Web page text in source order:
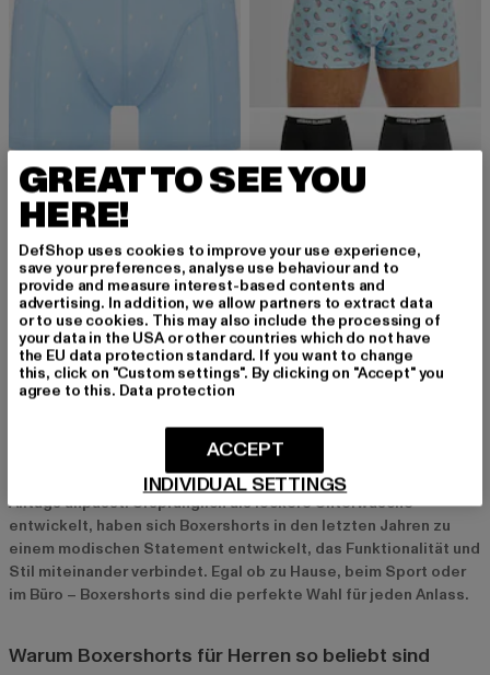
POCKIES
Lightning Briefs
20,00 EUR
Derzeitiger Preis: 20,00 EUR
22,99 EURAktionspreis: 22,99 EUR
URBAN CLASSICS
Boxershorts für Herren: Der perfekte Mix aus
Komfort und Stil
Boxershorts sind ein unverzichtbares Basic in der Herrenmode.
Sie bieten nicht nur höchsten Tragekomfort, sondern auch eine
lässige Passform, die sich perfekt an die Bedürfnisse des
Alltags anpasst. Ursprünglich als lockere Unterwäsche
entwickelt, haben sich Boxershorts in den letzten Jahren zu
einem modischen Statement entwickelt, das Funktionalität und
Stil miteinander verbindet. Egal ob zu Hause, beim Sport oder
im Büro – Boxershorts sind die perfekte Wahl für jeden Anlass.
Warum Boxershorts für Herren so beliebt sind
GREAT TO SEE YOU
HERE!
DefShop uses cookies to improve your use experience,
save your preferences, analyse use behaviour and to
provide and measure interest-based contents and
advertising. In addition, we allow partners to extract data
or to use cookies. This may also include the processing of
your data in the USA or other countries which do not have
the EU data protection standard. If you want to change
this, click on "Custom settings". By clicking on "Accept" you
agree to this. Data protection
INDIVIDUAL SETTINGS
ACCEPT